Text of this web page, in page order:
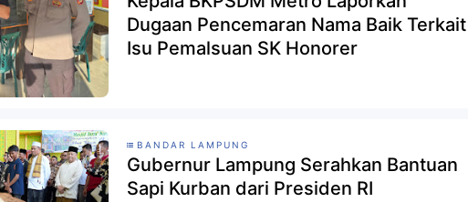
Dugaan Pencemaran Nama Baik Terkait
Isu Pemalsuan SK Honorer
BANDAR LAMPUNG
Gubernur Lampung Serahkan Bantuan
Sapi Kurban dari Presiden RI